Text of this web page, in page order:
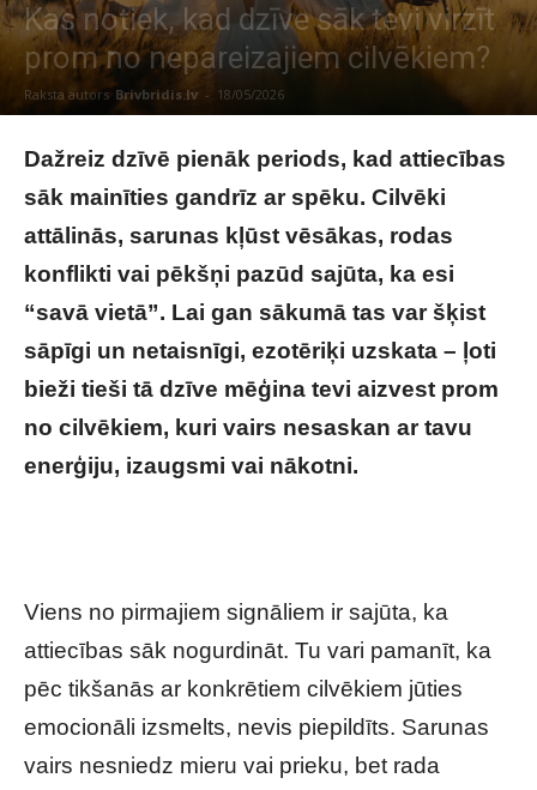
Kas notiek, kad dzīve sāk tevi virzīt
prom no nepareizajiem cilvēkiem?
Raksta autors Brivbridis.lv - 18/05/2026
Dažreiz dzīvē pienāk periods, kad attiecības
sāk mainīties gandrīz ar spēku. Cilvēki
attālinās, sarunas kļūst vēsākas, rodas
konflikti vai pēkšņi pazūd sajūta, ka esi
“savā vietā”. Lai gan sākumā tas var šķist
sāpīgi un netaisnīgi, ezotēriķi uzskata – ļoti
bieži tieši tā dzīve mēģina tevi aizvest prom
no cilvēkiem, kuri vairs nesaskan ar tavu
enerģiju, izaugsmi vai nākotni.
Viens no pirmajiem signāliem ir sajūta, ka
attiecības sāk nogurdināt. Tu vari pamanīt, ka
pēc tikšanās ar konkrētiem cilvēkiem jūties
emocionāli izsmelts, nevis piepildīts. Sarunas
vairs nesniedz mieru vai prieku, bet rada